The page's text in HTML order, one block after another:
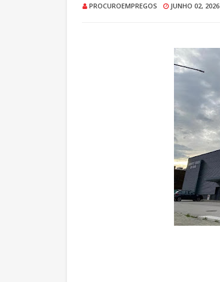
PROCUROEMPREGOS JUNHO 02, 2026